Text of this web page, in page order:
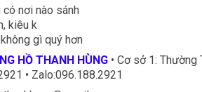
nơi nào sánh
kiêu k
gì quý hơn
HỒ THANH HÙNG• Cơ sở 1: Thường
• Zalo:096.188.2921